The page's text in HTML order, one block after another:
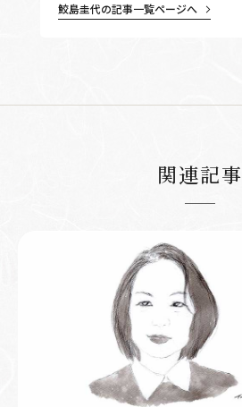
鮫島圭代の記事一覧ページへ
関連記事